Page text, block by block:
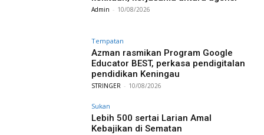
Admin - 10/08/2026
Tempatan
Azman rasmikan Program Google
Educator BEST, perkasa pendigitalan
pendidikan Keningau
STRINGER - 10/08/2026
Sukan
Lebih 500 sertai Larian Amal
Kebajikan di Sematan